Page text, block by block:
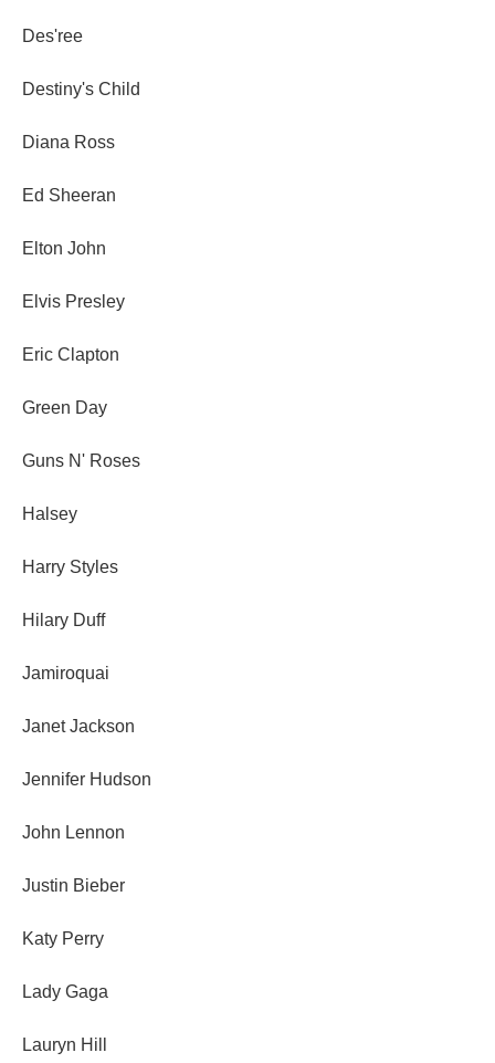
Des'ree
Destiny's Child
Diana Ross
Ed Sheeran
Elton John
Elvis Presley
Eric Clapton
Green Day
Guns N' Roses
Halsey
Harry Styles
Hilary Duff
Jamiroquai
Janet Jackson
Jennifer Hudson
John Lennon
Justin Bieber
Katy Perry
Lady Gaga
Lauryn Hill